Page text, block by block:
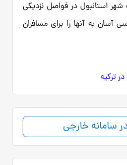
استانبول در فواصل نزدیکی
آسان به آنها را برای مسافران
ترکیه
سامانه خارجی